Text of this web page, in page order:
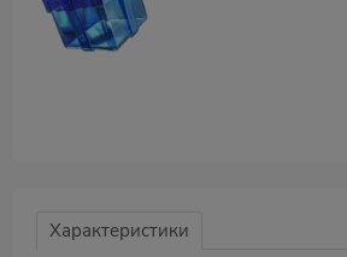
Характеристики